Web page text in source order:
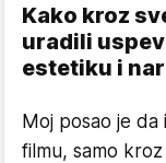
Kako kroz
uradili
estetiku i
Moj posao je
filmu, samo